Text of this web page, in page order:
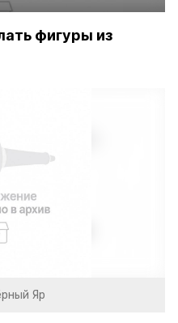
фигуры из
Яр